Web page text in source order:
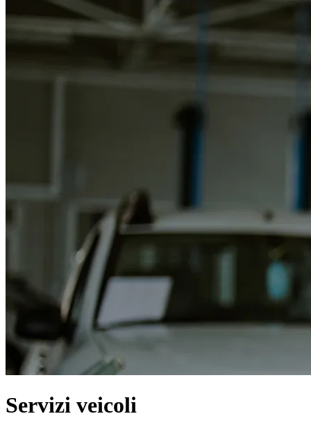
Servizi veicoli